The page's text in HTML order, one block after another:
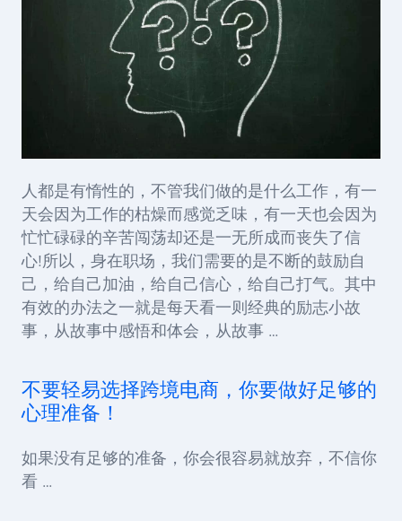
人都是有惰性的，不管我们做的是什么工作，有一
天会因为工作的枯燥而感觉乏味，有一天也会因为
忙忙碌碌的辛苦闯荡却还是一无所成而丧失了信
心!所以，身在职场，我们需要的是不断的鼓励自
己，给自己加油，给自己信心，给自己打气。其中
有效的办法之一就是每天看一则经典的励志小故
事，从故事中感悟和体会，从故事 …
不要轻易选择跨境电商，你要做好足够的
心理准备！
如果没有足够的准备，你会很容易就放弃，不信你
看 …